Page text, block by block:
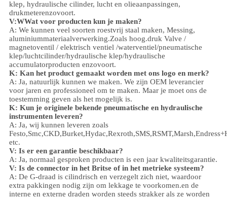
klep, hydraulische cilinder, lucht en olieaanpassingen,
drukmeterenzovoort.
V:WWat voor producten kun je maken?
A: We kunnen veel soorten roestvrij staal maken, Messing,
aluminiummateriaalverwerking.Zoals hoog.druk Valve /
magnetoventil / elektrisch ventiel /waterventiel/pneumatische
klep/luchtcilinder/hydraulische klep/hydraulische
accumulatorproducten enzovoort.
K: Kan het product gemaakt worden met ons logo en merk?
A: Ja, natuurlijk kunnen we maken. We zijn OEM leverancier
voor jaren en professioneel om te maken. Maar je moet ons de
toestemming geven als het mogelijk is.
K: Kun je originele bekende pneumatische en hydraulische
instrumenten leveren?
A: Ja, wij kunnen leveren zoals
etc.
V: Is er een garantie beschikbaar?
A: Ja, normaal gesproken producten is een jaar kwaliteitsgarantie.
V: Is de connector in het Britse of in het metrieke systeem?
A: De G-draad is cilindrisch en verzegelt zich niet, waardoor
extra pakkingen nodig zijn om lekkage te voorkomen.en de
interne en externe draden worden steeds strakker als ze worden